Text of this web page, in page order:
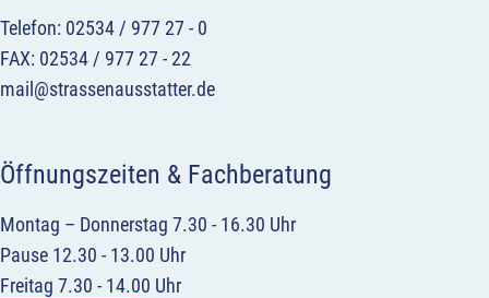
Telefon: 02534 / 977 27 - 0
FAX: 02534 / 977 27 - 22
mail@strassenausstatter.de
Öffnungszeiten & Fachberatung
Montag – Donnerstag 7.30 - 16.30 Uhr
Pause 12.30 - 13.00 Uhr
Freitag 7.30 - 14.00 Uhr